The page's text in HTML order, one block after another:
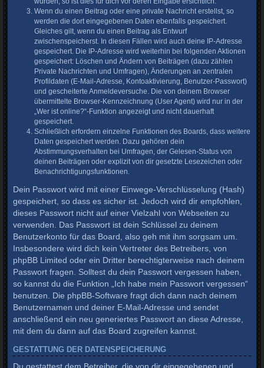
Wenn du einen Beitrag oder eine private Nachricht erstellst, so
werden die dort eingegebenen Daten ebenfalls gespeichert.
Gleiches gilt, wenn du einen Beitrag als Entwurf
zwischenspeicherst. In diesen Fällen wird auch deine IP-Adresse
gespeichert. Die IP-Adresse wird weiterhin bei folgenden Aktionen
gespeichert: Löschen und Ändern von Beiträgen (dazu zählen
Private Nachrichten und Umfragen), Änderungen an zentralen
Profildaten (E-Mail-Adresse, Kontoaktivierung, Benutzer-Passwort)
und gescheiterte Anmeldeversuche. Die von deinem Browser
übermittelte Browser-Kennzeichnung (User Agent) wird nur in der
„Wer ist online?“-Funktion angezeigt und nicht dauerhaft
gespeichert.
Schließlich erfordern einzelne Funktionen des Boards, dass weitere
Daten gespeichert werden. Dazu gehören dein
Abstimmungsverhalten bei Umfragen, der Gelesen-Status von
deinen Beiträgen oder explizit von dir gesetzte Lesezeichen oder
Benachrichtigungsfunktionen.
Dein Passwort wird mit einer Einwege-Verschlüsselung (Hash)
gespeichert, so dass es sicher ist. Jedoch wird dir empfohlen,
dieses Passwort nicht auf einer Vielzahl von Webseiten zu
verwenden. Das Passwort ist dein Schlüssel zu deinem
Benutzerkonto für das Board, also geh mit ihm sorgsam um.
Insbesondere wird dich kein Vertreter des Betreibers, von
phpBB Limited oder ein Dritter berechtigterweise nach deinem
Passwort fragen. Solltest du dein Passwort vergessen haben,
so kannst du die Funktion „Ich habe mein Passwort vergessen“
benutzen. Die phpBB-Software fragt dich dann nach deinem
Benutzernamen und deiner E-Mail-Adresse und sendet
anschließend ein neu generiertes Passwort an diese Adresse,
mit dem du dann auf das Board zugreifen kannst.
GESTATTUNG DER DATENSPEICHERUNG
Du gestattest dem Betreiber, die von dir eingegebenen und